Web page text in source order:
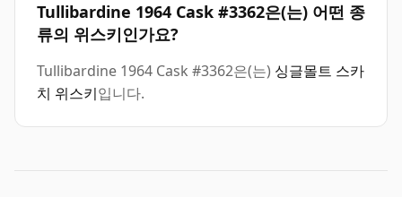
Tullibardine 1964 Cask #3362은(는) 어떤 종
류의 위스키인가요?
Tullibardine 1964 Cask #3362은(는) 싱글몰트 스카
치 위스키입니다.